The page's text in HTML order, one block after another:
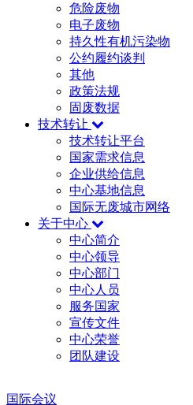
危险废物
电子废物
持久性有机污染物
公约履约谈判
其他
政策法规
固废数据
技术转让
技术转让平台
国家需求信息
企业供给信息
中心基地信息
国际无废城市网络
关于中心
中心简介
中心领导
中心部门
中心人员
服务国家
宣传文件
中心荣誉
团队建设
国际会议